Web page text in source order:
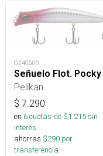
G240606
Señuelo Flot. Pocky
Pelikan
$ 7.290
en 6cuotas de $1.215sin
interés
ahorras $290 por
transferencia.